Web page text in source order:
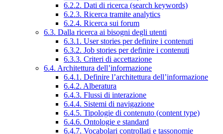
6.2.2. Dati di ricerca (search keywords)
6.2.3. Ricerca tramite analytics
6.2.4. Ricerca sui forum
6.3. Dalla ricerca ai bisogni degli utenti
6.3.1. User stories per definire i contenuti
6.3.2. Job stories per definire i contenuti
6.3.3. Criteri di accettazione
6.4. Architettura dell’informazione
6.4.1. Definire l’architettura dell’informazione
6.4.2. Alberatura
6.4.3. Flussi di interazione
6.4.4. Sistemi di navigazione
6.4.5. Tipologie di contenuto (content type)
6.4.6. Ontologie e standard
6.4.7. Vocabolari controllati e tassonomie